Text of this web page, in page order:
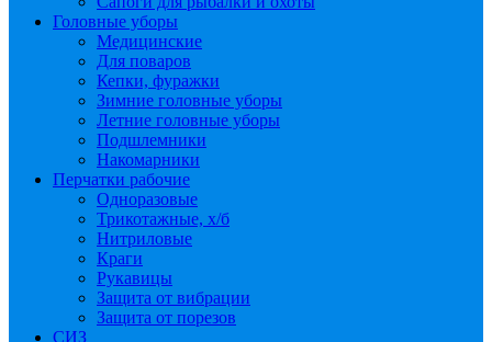
Головные уборы
Медицинские
Для поваров
Кепки, фуражки
Зимние головные уборы
Летние головные уборы
Подшлемники
Накомарники
Перчатки рабочие
Одноразовые
Трикотажные, х/б
Нитриловые
Краги
Рукавицы
Защита от вибрации
Защита от порезов
СИЗ